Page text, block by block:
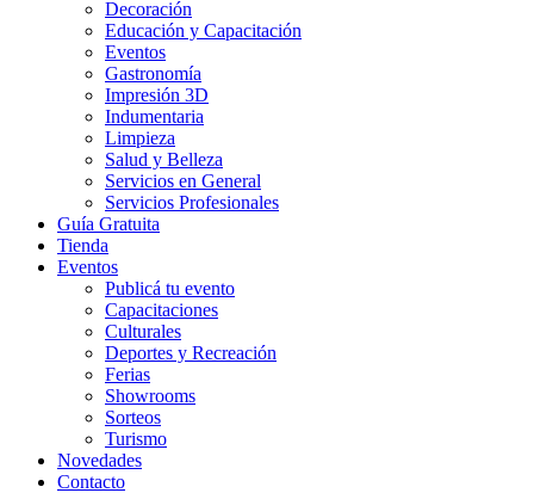
Decoración
Educación y Capacitación
Eventos
Gastronomía
Impresión 3D
Indumentaria
Limpieza
Salud y Belleza
Servicios en General
Servicios Profesionales
Guía Gratuita
Tienda
Eventos
Publicá tu evento
Capacitaciones
Culturales
Deportes y Recreación
Ferias
Showrooms
Sorteos
Turismo
Novedades
Contacto